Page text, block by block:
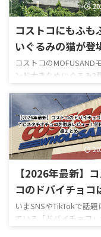
す。 今回は実際に食べ
をもとに、 値段 カロリ
味の特徴 ミックスとの
コミ評判 おすすめ度 ま
ている方はぜひ参考に
ださい。 写真付きのレビ
が見たい方はこちらを
ださい。
https://
o/costco-i ...
コストコにもふも
いぐるみの猫が登
サメにゃんやエビ
イ・うさみみも！
コストコのMOFUSAND
ンド大きなぬいぐるみ3
徹底解説｜値段・種類・
ミ感想まとめ コストコ
品・おもちゃレビュー
コのMOFUSANDモフサ
きなぬいぐるみ3種類を
説！値段・種類・おす
イントまとめ コストコ
ちゃコーナーで見かける
足を止めてしまう、
大きなぬいぐるみ。この
では、コストコで販売さ
【2026年最新】
コのドバイチョコ
味しい？ピスタチ
ョコを徹底レビュ
いまSNSやTikTokで話題
ている「ドバイチョコ」
ついにコストコでも販売